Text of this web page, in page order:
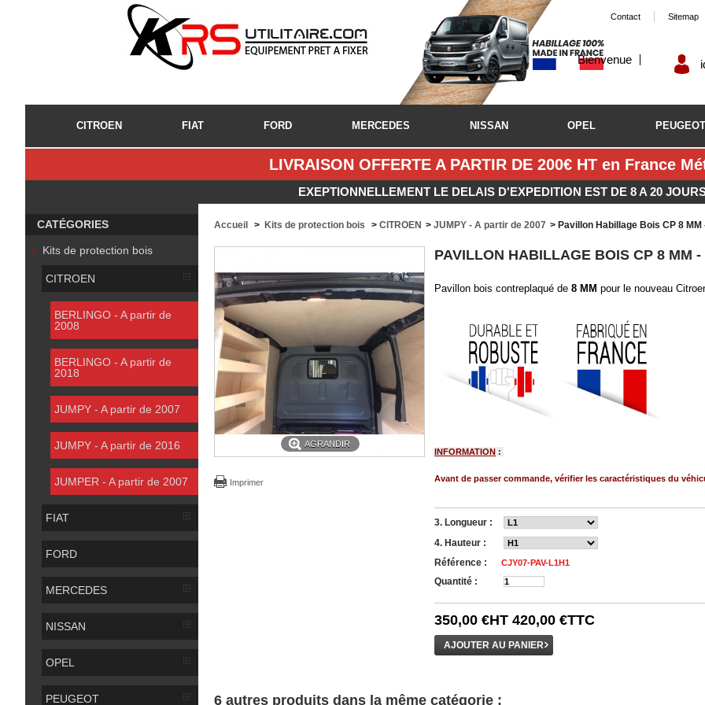
Contact Sitemap
Bienvenue
CITROEN FIAT FORD MERCEDES NISSAN OPEL
LIVRAISON OFFERTE A PARTIR DE 200€ HT en France
EXEPTIONNELLEMENT LE DELAIS D'EXPEDITION EST DE 8 A 20
CATÉGORIES
Kits de protection bois
CITROEN
BERLINGO - A partir de
2008
BERLINGO - A partir de
2018
JUMPY - A partir de 2007
JUMPY - A partir de 2016
JUMPER - A partir de 2007
FIAT
FORD
MERCEDES
NISSAN
OPEL
PEUGEOT
Accueil > Kits de protection bois > CITROEN > JUMPY - A partir de 2007 > Pavillon Habillage Bois CP 8
AGRANDIR
Imprimer
PAVILLON HABILLAGE BOIS CP 8 MM
Pavillon bois contreplaqué de 8 MM pour le nouveau
INFORMATION :
Avant de passer commande, vérifier les caractéristiques du
3. Longueur :
4. Hauteur :
Référence :
CJY07-PAV-L1H1
Quantité :
350,00 €HT 420,00 €TTC
6 autres produits dans la même catégorie :